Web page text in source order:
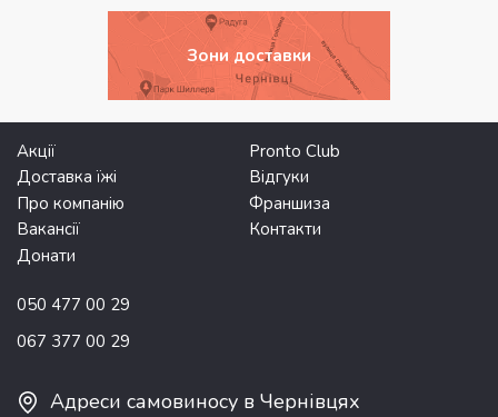
Зони доставки
Акції
Pronto Club
Доставка їжі
Відгуки
Про компанію
Франшиза
Вакансії
Контакти
Донати
050 477 00 29
067 377 00 29
Адреси самовиносу в Чернівцях